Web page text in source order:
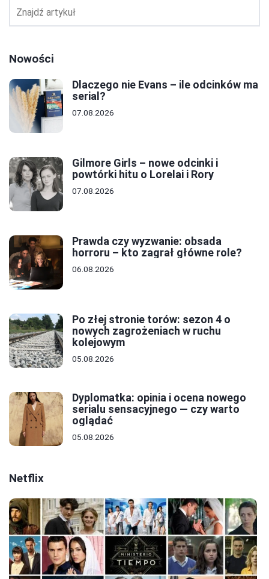
Nowości
Dlaczego nie Evans – ile odcinków ma
serial?
07.08.2026
Gilmore Girls – nowe odcinki i
powtórki hitu o Lorelai i Rory
07.08.2026
Prawda czy wyzwanie: obsada
horroru – kto zagrał główne role?
06.08.2026
Po złej stronie torów: sezon 4 o
nowych zagrożeniach w ruchu
kolejowym
05.08.2026
Dyplomatka: opinia i ocena nowego
serialu sensacyjnego — czy warto
oglądać
05.08.2026
Netflix